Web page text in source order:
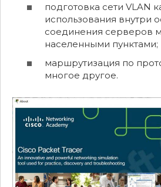
подготовка сети VLAN
использования внутри
соединения серверов
населенными пунктами;
маршрутизация по
многое другое.